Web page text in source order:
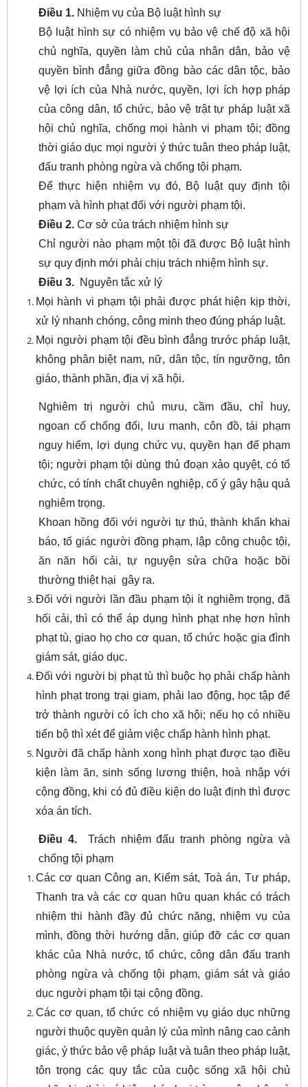
Điều 1.Nhiệm vụ của Bộ luật hình sự
Bộ luật hình sự có nhiệm vụ bảo vệ chế độ xã hội
chủ nghĩa, quyền làm chủ của nhân dân, bảo vệ
quyền bình đẳng giữa đồng bào các dân tộc, bảo
vệ lợi ích của Nhà nước, quyền, lợi ích hợp pháp
của công dân, tổ chức, bảo vệ trật tự pháp luật xã
hội chủ nghĩa, chống mọi hành vi phạm tội; đồng
thời giáo dục mọi người ý thức tuân theo pháp luật,
đấu tranh phòng ngừa và chống tội phạm.
Để thực hiện nhiệm vụ đó, Bộ luật quy định tội
phạm và hình phạt đối với người phạm tội.
Điều 2.Cơ sở của trách nhiệm hình sự
Chỉ người nào phạm một tội đã được Bộ luật hình
sự quy định mới phải chịu trách nhiệm hình sự.
Điều 3.Nguyên tắc xử lý
Mọi hành vi phạm tội phải được phát hiện kịp thời,
xử lý nhanh chóng, công minh theo đúng pháp luật.
Mọi người phạm tội đều bình đẳng trước pháp luật,
không phân biệt nam, nữ, dân tộc, tín ngưỡng, tôn
giáo, thành phần, địa vị xã hội.
Nghiêm trị người chủ mưu, cầm đầu, chỉ huy,
ngoan cố chống đối, lưu manh, côn đồ, tái phạm
nguy hiểm, lợi dụng chức vụ, quyền hạn để phạm
tội; người phạm tội dùng thủ đoạn xảo quyệt, có tổ
chức, có tính chất chuyên nghiệp, cố ý gây hậu quả
nghiêm trọng.
Khoan hồng đối với người tự thú, thành khẩn khai
báo, tố giác người đồng phạm, lập công chuộc tội,
ăn năn hối cải, tự nguyện sửa chữa hoặc bồi
thường thiệt hại gây ra.
Đối với người lần đầu phạm tội ít nghiêm trọng, đã
hối cải, thì có thể áp dụng hình phạt nhẹ hơn hình
phạt tù, giao họ cho cơ quan, tổ chức hoặc gia đình
giám sát, giáo dục.
Đối với người bị phạt tù thì buộc họ phải chấp hành
hình phạt trong trại giam, phải lao động, học tập để
trở thành người có ích cho xã hội; nếu họ có nhiều
tiến bộ thì xét để giảm việc chấp hành hình phạt.
Người đã chấp hành xong hình phạt được tạo điều
kiện làm ăn, sinh sống lương thiện, hoà nhập với
cộng đồng, khi có đủ điều kiện do luật định thì được
xóa án tích.
Điều 4.Trách nhiệm đấu tranh phòng ngừa và
chống tội phạm
Các cơ quan Công an, Kiểm sát, Toà án, Tư pháp,
Thanh tra và các cơ quan hữu quan khác có trách
nhiệm thi hành đầy đủ chức năng, nhiệm vụ của
mình, đồng thời hướng dẫn, giúp đỡ các cơ quan
khác của Nhà nước, tổ chức, công dân đấu tranh
phòng ngừa và chống tội phạm, giám sát và giáo
dục người phạm tội tại cộng đồng.
Các cơ quan, tổ chức có nhiệm vụ giáo dục những
người thuộc quyền quản lý của mình nâng cao cảnh
giác, ý thức bảo vệ pháp luật và tuân theo pháp luật,
tôn trọng các quy tắc của cuộc sống xã hội chủ